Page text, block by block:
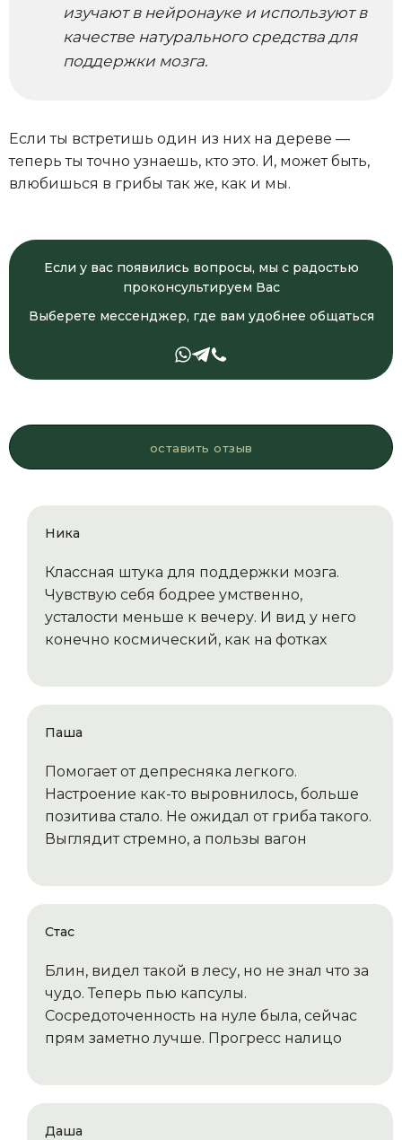
изучают в нейронауке и используют в
качестве натурального средства для
поддержки мозга.
Если ты встретишь один из них на дереве —
теперь ты точно узнаешь, кто это. И, может быть,
влюбишься в грибы так же, как и мы.
Если у вас появились вопросы, мы с радостью
проконсультируем Вас
Выберете мессенджер, где вам удобнее общаться
оставить отзыв
Ника
Классная штука для поддержки мозга.
Чувствую себя бодрее умственно,
усталости меньше к вечеру. И вид у него
конечно космический, как на фотках
Паша
Помогает от депресняка легкого.
Настроение как-то выровнилось, больше
позитива стало. Не ожидал от гриба такого.
Выглядит стремно, а пользы вагон
Стас
Блин, видел такой в лесу, но не знал что за
чудо. Теперь пью капсулы.
Сосредоточенность на нуле была, сейчас
прям заметно лучше. Прогресс налицо
Даша